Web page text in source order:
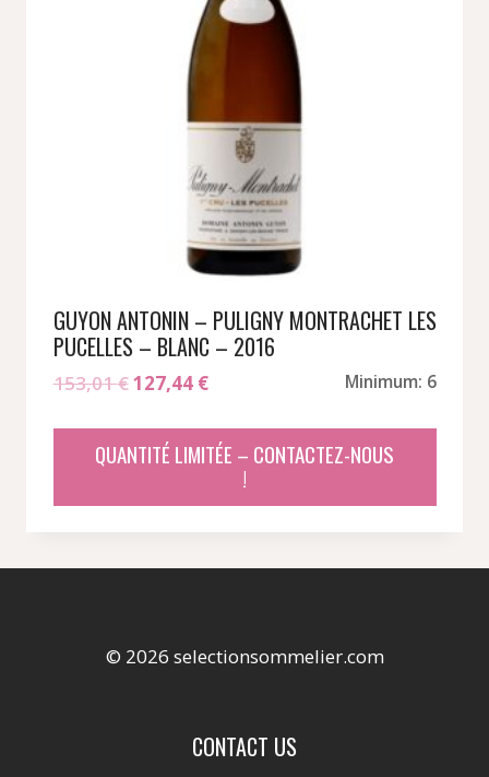
GUYON ANTONIN – PULIGNY MONTRACHET LES
PUCELLES – BLANC – 2016
153,01€Le
initial
était :
127,44 €Le
actuel
est :
Minimum: 6
QUANTITÉ LIMITÉE – CONTACTEZ-NOUS
!
© 2026 selectionsommelier.com
CONTACT US